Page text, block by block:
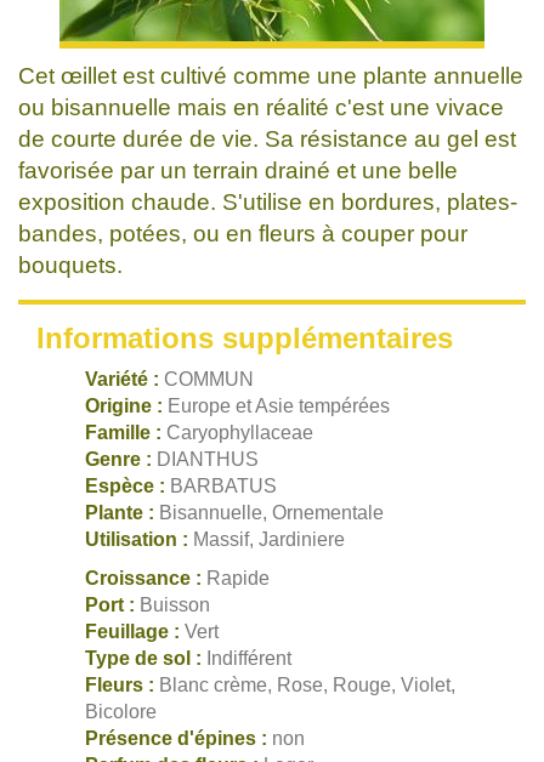
Cet œillet est cultivé comme une plante annuelle
ou bisannuelle mais en réalité c'est une vivace
de courte durée de vie. Sa résistance au gel est
favorisée par un terrain drainé et une belle
exposition chaude. S'utilise en bordures, plates-
bandes, potées, ou en fleurs à couper pour
bouquets.
Informations supplémentaires
Variété : COMMUN
Origine : Europe et Asie tempérées
Famille : Caryophyllaceae
Genre : DIANTHUS
Espèce : BARBATUS
Plante : Bisannuelle, Ornementale
Utilisation : Massif, Jardiniere
Croissance : Rapide
Port : Buisson
Feuillage : Vert
Type de sol : Indifférent
Fleurs : Blanc crème, Rose, Rouge, Violet,
Bicolore
Présence d'épines : non